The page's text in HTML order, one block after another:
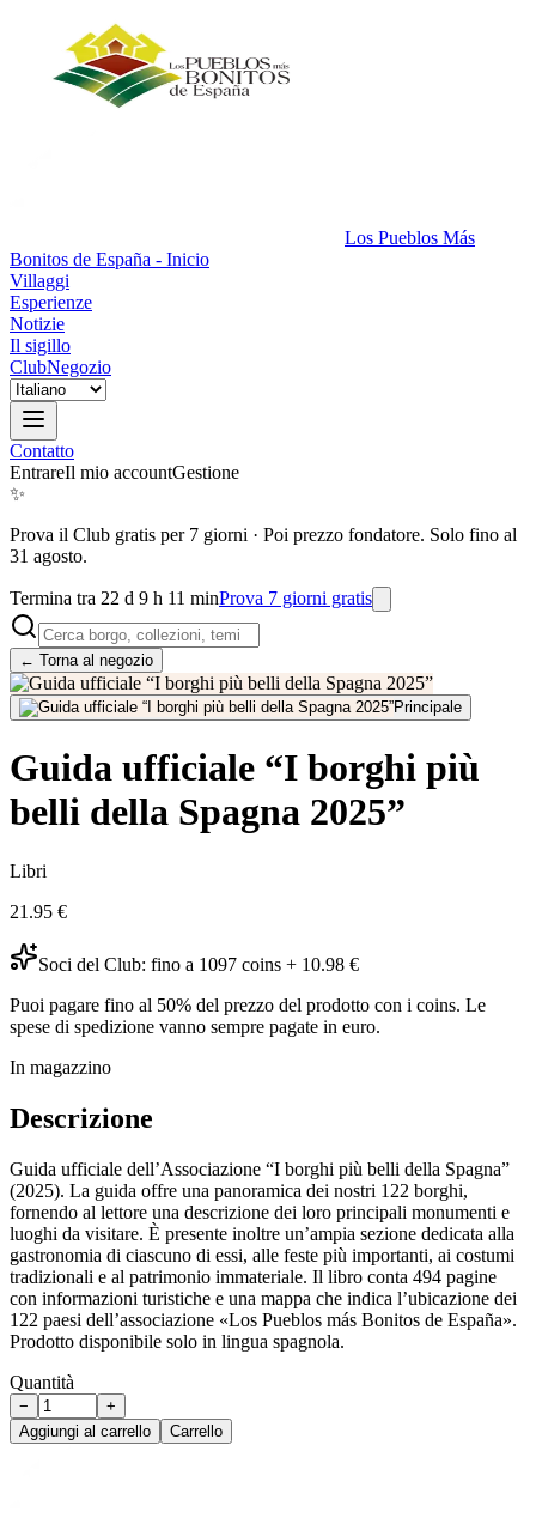
Los Pueblos Más
Bonitos de España - Inicio
Villaggi
Esperienze
Notizie
Il sigillo
ClubNegozio
Contatto
EntrareIl mio accountGestione
✨
Prova il Club gratis per 7 giorni · Poi prezzo fondatore. Solo fino al
31 agosto.
Termina tra 22 d 9 h 11 minProva 7 giorni gratis
← Torna al negozio
Principale
Guida ufficiale “I borghi più
belli della Spagna 2025”
Libri
21.95 €
Soci del Club: fino a 1097 coins + 10.98 €
Puoi pagare fino al 50% del prezzo del prodotto con i coins. Le
spese di spedizione vanno sempre pagate in euro.
In magazzino
Descrizione
Guida ufficiale dell’Associazione “I borghi più belli della Spagna”
(2025). La guida offre una panoramica dei nostri 122 borghi,
fornendo al lettore una descrizione dei loro principali monumenti e
luoghi da visitare. È presente inoltre un’ampia sezione dedicata alla
gastronomia di ciascuno di essi, alle feste più importanti, ai costumi
tradizionali e al patrimonio immateriale. Il libro conta 494 pagine
con informazioni turistiche e una mappa che indica l’ubicazione dei
122 paesi dell’associazione «Los Pueblos más Bonitos de España».
Prodotto disponibile solo in lingua spagnola.
Quantità
−
+
Aggiungi al carrello
Carrello